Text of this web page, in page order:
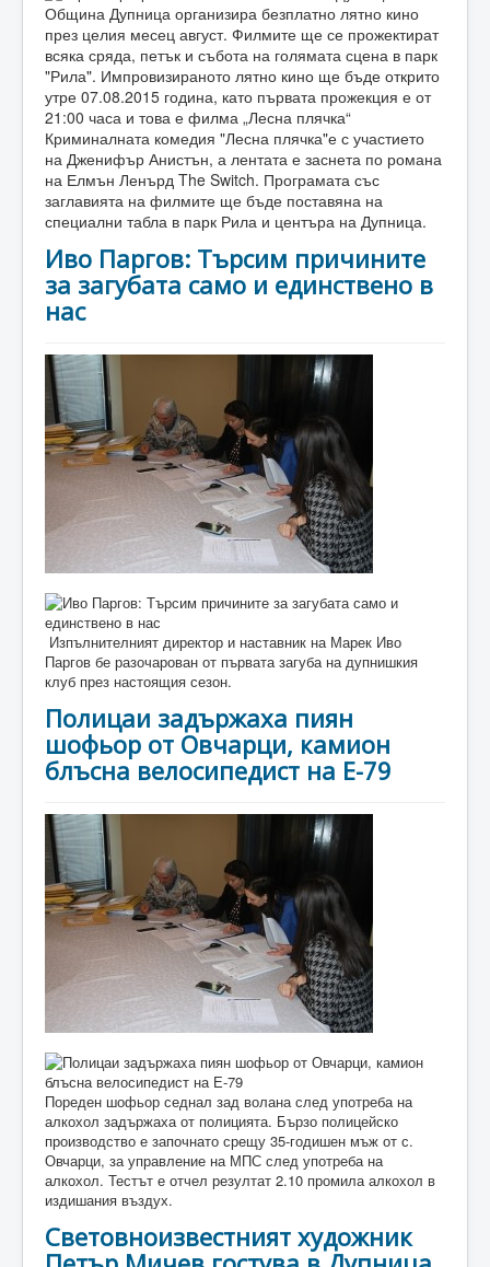
Община Дупница организира безплатно лятно кино
през целия месец август. Филмите ще се прожектират
всяка сряда, петък и събота на голямата сцена в парк
"Рила". Импровизираното лятно кино ще бъде открито
утре 07.08.2015 година, като първата прожекция е от
21:00 часа и това е филма „Лесна плячка“
Криминалната комедия "Лесна плячка"е с участието
на Дженифър Анистън, а лентата е заснета по романа
на Елмън Ленърд The Switch. Програмата със
заглавията на филмите ще бъде поставяна на
специални табла в парк Рила и центъра на Дупница.
Иво Паргов: Търсим причините
за загубата само и единствено в
нас
Изпълнителният директор и наставник на Марек Иво
Паргов бе разочарован от първата загуба на дупнишкия
клуб през настоящия сезон.
Полицаи задържаха пиян
шофьор от Овчарци, камион
блъсна велосипедист на Е-79
Пореден шофьор седнал зад волана след употреба на
алкохол задържаха от полицията. Бързо полицейско
производство е започнато срещу 35-годишен мъж от с.
Овчарци, за управление на МПС след употреба на
алкохол. Тестът е отчел резултат 2.10 промила алкохол в
издишания въздух.
Световноизвестният художник